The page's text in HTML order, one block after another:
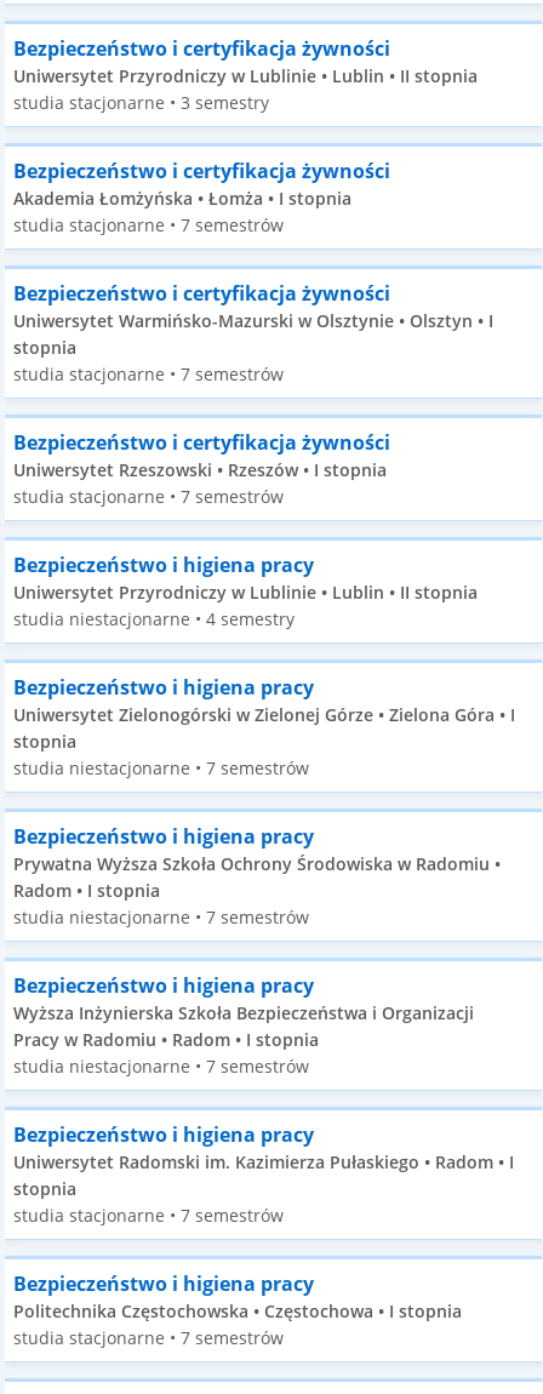
Bezpieczeństwo i certyfikacja żywności
Uniwersytet Przyrodniczy w Lublinie • Lublin • II stopnia
studia stacjonarne • 3 semestry
Bezpieczeństwo i certyfikacja żywności
Akademia Łomżyńska • Łomża • I stopnia
studia stacjonarne • 7 semestrów
Bezpieczeństwo i certyfikacja żywności
Uniwersytet Warmińsko-Mazurski w Olsztynie • Olsztyn • I
stopnia
studia stacjonarne • 7 semestrów
Bezpieczeństwo i certyfikacja żywności
Uniwersytet Rzeszowski • Rzeszów • I stopnia
studia stacjonarne • 7 semestrów
Bezpieczeństwo i higiena pracy
Uniwersytet Przyrodniczy w Lublinie • Lublin • II stopnia
studia niestacjonarne • 4 semestry
Bezpieczeństwo i higiena pracy
Uniwersytet Zielonogórski w Zielonej Górze • Zielona Góra • I
stopnia
studia niestacjonarne • 7 semestrów
Bezpieczeństwo i higiena pracy
Prywatna Wyższa Szkoła Ochrony Środowiska w Radomiu •
Radom • I stopnia
studia niestacjonarne • 7 semestrów
Bezpieczeństwo i higiena pracy
Wyższa Inżynierska Szkoła Bezpieczeństwa i Organizacji
Pracy w Radomiu • Radom • I stopnia
studia niestacjonarne • 7 semestrów
Bezpieczeństwo i higiena pracy
Uniwersytet Radomski im. Kazimierza Pułaskiego • Radom • I
stopnia
studia stacjonarne • 7 semestrów
Bezpieczeństwo i higiena pracy
Politechnika Częstochowska • Częstochowa • I stopnia
studia stacjonarne • 7 semestrów